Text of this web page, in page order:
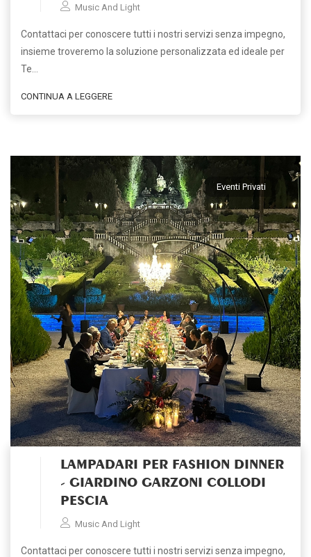
Music And Light
Contattaci per conoscere tutti i nostri servizi senza impegno,
insieme troveremo la soluzione personalizzata ed ideale per
Te…
CONTINUA A LEGGERE
Eventi Privati
LAMPADARI PER FASHION DINNER
- GIARDINO GARZONI COLLODI
PESCIA
Music And Light
Contattaci per conoscere tutti i nostri servizi senza impegno,